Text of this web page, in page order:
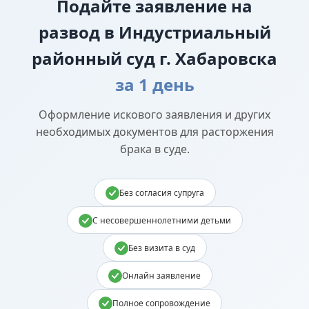
Подайте заявление на
развод в Индустриальный
районный суд г. Хабаровска
за 1 день
Оформление искового заявления и других
необходимых документов для расторжения
брака в суде.
Без согласия супруга
С несовершеннолетними детьми
Без визита в суд
Онлайн заявление
Полное сопровождение